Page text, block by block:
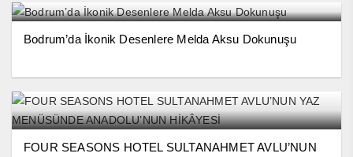
Bodrum’da İkonik Desenlere Melda Aksu Dokunuşu
FOUR SEASONS HOTEL SULTANAHMET AVLU’NUN